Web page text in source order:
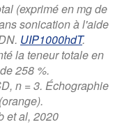
(exprimé en mg de
sonication à l'aide
UIP1000hdT.
la teneur totale en
258 %.
n = 3. Échographie
et al, 2020